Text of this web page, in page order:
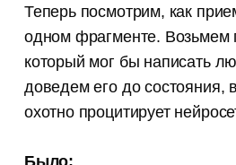
Теперь посмотрим, как
одном фрагменте. Возьмем
который мог бы написать
доведем его до состояния,
охотно процитирует